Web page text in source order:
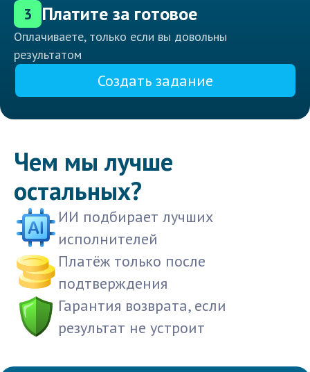
3 Платите за готовое
Оплачиваете, только если вы довольны
результатом
Создать задание
Чем мы лучше
остальных?
ИИ подбирает лучших
исполнителей
Платёж только после
подтверждения
Гарантия возврата, если
результат не устроит